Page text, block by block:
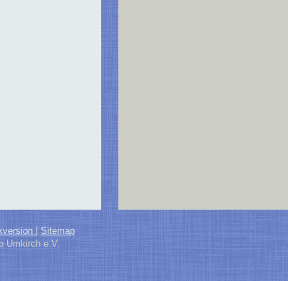
Sitemap
Umkirch e.V.